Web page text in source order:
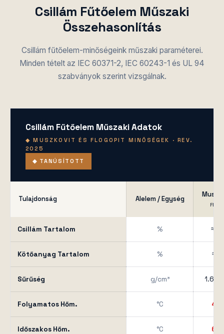
Csillám Fűtőelem Műszaki
Összehasonlítás
Csillám fűtőelem-minőségeink műszaki paraméterei.
Minden tételt az IEC 60371-2, IEC 60243-1 és UL 94
szabványok szerint vizsgálnak.
Csillám Fűtőelem Műszaki Adatok
◆ MUSZKOVIT ÉS FLOGOPIT MINŐSÉGEK · REV.
2025
◆ TANÚSÍTOTT
Tulajdonság Alelem / Egység
Csillám Tartalom % ≈
Kötőanyag Tartalom % ≈
Sűrűség g/cm³ 1.6 –
Folyamatos Hőm. °C
Időszakos Hőm. °C